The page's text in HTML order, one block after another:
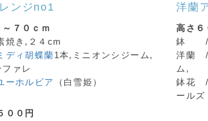
ンジno1
７０ｃｍ
き,２４cm
ディ胡蝶蘭1本,ミニオンシジーム,
ファレ
ーホルビア （白雪姫）
０円
洋蘭
高さ６
鉢 /
洋蘭 /
ム,
鉢花 /
ールズ